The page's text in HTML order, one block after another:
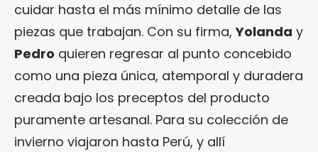
cuidar hasta el más mínimo detalle de las
piezas que trabajan. Con su firma,Yolanda y
Pedro quieren regresar al punto concebido
como una pieza única, atemporal y duradera
creada bajo los preceptos del producto
puramente artesanal. Para su colección de
invierno viajaron hasta Perú, y allí